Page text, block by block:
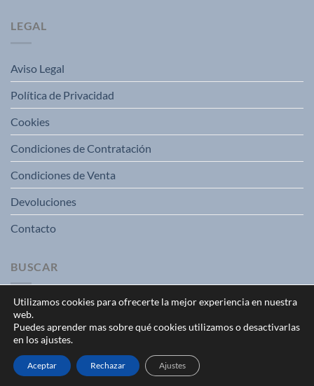
LEGAL
Aviso Legal
Política de Privacidad
Cookies
Condiciones de Contratación
Condiciones de Venta
Devoluciones
Contacto
BUSCAR
Copyright 2026 © Ferreteria Gocasa
Utilizamos cookies para ofrecerte la mejor experiencia en nuestra
web.
Puedes aprender mas sobre qué cookies utilizamos o desactivarlas
en los ajustes.
Aceptar Rechazar Ajustes